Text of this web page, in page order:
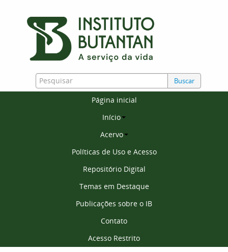
Buscar
Página inicial
Início
Acervo
Políticas de Uso e Acesso
Repositório Digital
Temas em Destaque
Publicações sobre o IB
Contato
Acesso Restrito